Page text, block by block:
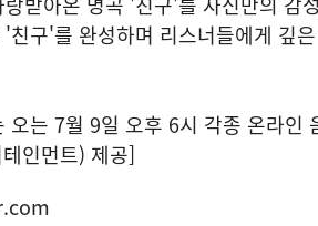
구'를 완성하며 리스너들에게 깊
는 7월 9일 오후 6시 각종 온라인
인먼트) 제공]